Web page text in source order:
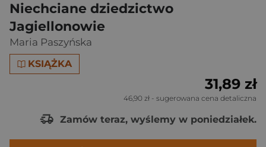
Niechciane dziedzictwo
Jagiellonowie
Maria Paszyńska
KSIĄŻKA
31,89 zł
46,90 zł - sugerowana cena detaliczna
Zamów teraz, wyślemy w poniedziałek.